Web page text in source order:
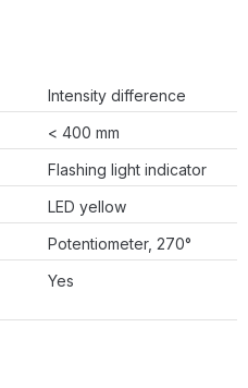
Intensity difference
< 400 mm
Flashing light indicator
LED yellow
Potentiometer, 270°
Yes